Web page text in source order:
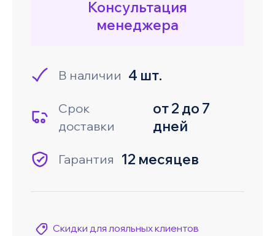
Консультация
менеджера
В наличии 4 шт.
Срок
доставки
от 2 до 7
дней
Гарантия 12 месяцев
Скидки для лояльных клиентов